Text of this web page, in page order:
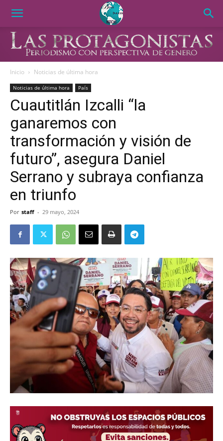
Inicio Noticias de última hora
Noticias de última hora País
Cuautitlán Izcalli “la
ganaremos con
transformación y visión de
futuro”, asegura Daniel
Serrano y subraya confianza
en triunfo
Por staff - 29 mayo, 2024